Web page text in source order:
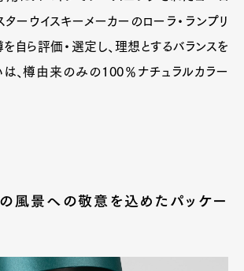
ターウイスキーメーカーのローラ・ランプリ
自ら評価・選定し、理想とするバランスを
、樽由来のみの100％ナチュラルカラー
の風景への敬意を込めたパッケー